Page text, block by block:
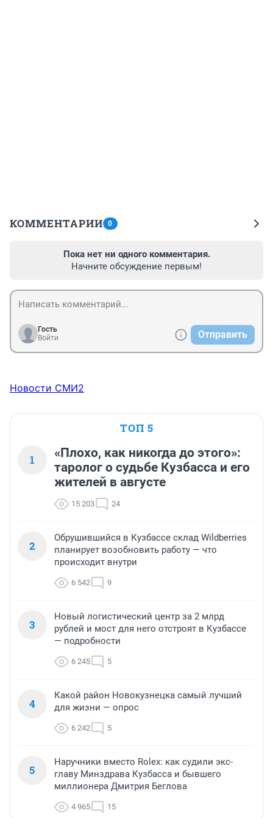
КОММЕНТАРИИ 0
Пока нет ни одного комментария.
Начните обсуждение первым!
Гость
Войти
Отправить
Новости СМИ2
ТОП 5
1
«Плохо, как никогда до этого»:
таролог о судьбе Кузбасса и его
жителей в августе
15 203 24
2
Обрушившийся в Кузбассе склад Wildberries
планирует возобновить работу — что
происходит внутри
6 542 9
3
Новый логистический центр за 2 млрд
рублей и мост для него отстроят в Кузбассе
— подробности
6 245 5
4
Какой район Новокузнецка самый лучший
для жизни — опрос
6 242 5
5
Наручники вместо Rolex: как судили экс-
главу Минздрава Кузбасса и бывшего
миллионера Дмитрия Беглова
4 965 15